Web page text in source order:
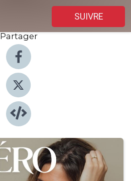
SUIVRE
Partager